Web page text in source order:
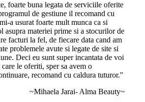
foarte buna legata de serviciile oferite
de gestiune il recomand cu
a usurat foarte mult munca ca si
asupra materiei prime si a stocurilor de
facturi la fel, de fiecare data cand am
problemele avute si legate de site si
Deci eu sunt super incantata de voi
le oferiti, sper sa avem o
recomand cu caldura tuturor."
~Mihaela Jarai- Alma Beauty~